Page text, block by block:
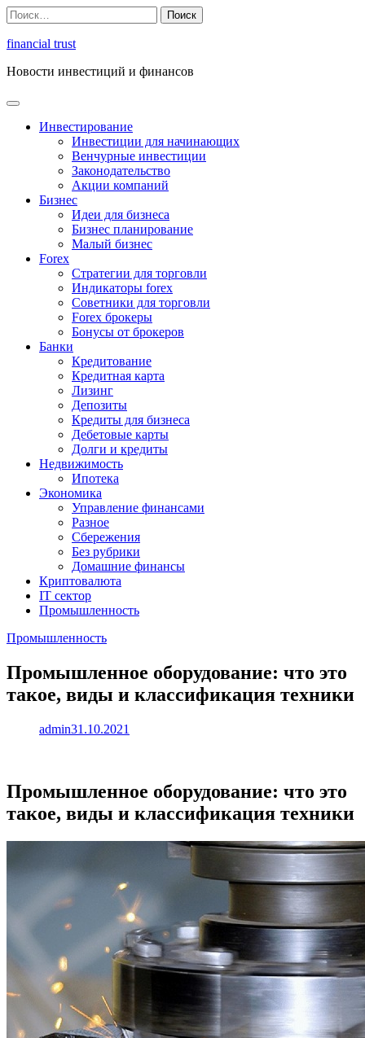
Перейти
к
содержимому
Найти:
financial trust
Новости инвестиций и финансов
Инвестирование
Инвестиции для начинающих
Венчурные инвестиции
Законодательство
Акции компаний
Бизнес
Идеи для бизнеса
Бизнес планирование
Малый бизнес
Forex
Стратегии для торговли
Индикаторы forex
Советники для торговли
Forex брокеры
Бонусы от брокеров
Банки
Кредитование
Кредитная карта
Лизинг
Депозиты
Кредиты для бизнеса
Дебетовые карты
Долги и кредиты
Недвижимость
Ипотека
Экономика
Управление финансами
Разное
Сбережения
Без рубрики
Домашние финансы
Криптовалюта
IT сектор
Промышленность
Промышленность
Промышленное оборудование: что это
такое, виды и классификация техники
admin31.10.2021
Промышленное оборудование: что это
такое, виды и классификация техники